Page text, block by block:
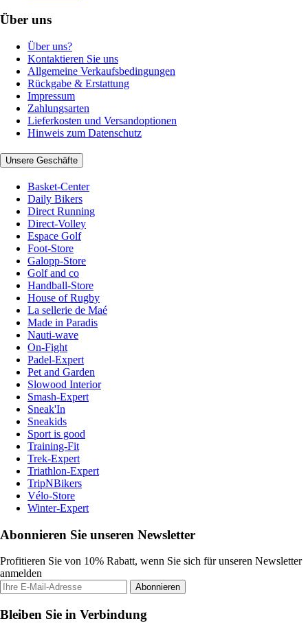
Über uns
Über uns?
Kontaktieren Sie uns
Allgemeine Verkaufsbedingungen
Rückgabe & Erstattung
Impressum
Zahlungsarten
Lieferkosten und Versandoptionen
Hinweis zum Datenschutz
Unsere Geschäfte
Basket-Center
Daily Bikers
Direct Running
Direct-Volley
Espace Golf
Foot-Store
Galopp-Store
Golf and co
Handball-Store
House of Rugby
La sellerie de Maé
Made in Paradis
Nauti-wave
On-Fight
Padel-Expert
Pet and Garden
Slowood Interior
Smash-Expert
Sneak'In
Sneakids
Sport is good
Training-Fit
Trek-Expert
Triathlon-Expert
TripNBikers
Vélo-Store
Winter-Expert
Abonnieren Sie unseren Newsletter
Profitieren Sie von 10% Rabatt, wenn Sie sich für unseren Newsletter
anmelden
Abonnieren
Bleiben Sie in Verbindung